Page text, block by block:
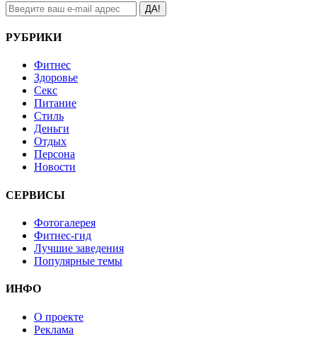
ДА!
РУБРИКИ
Фитнес
Здоровье
Секс
Питание
Стиль
Деньги
Отдых
Персона
Новости
СЕРВИСЫ
Фотогалерея
Фитнес-гид
Лучшие заведения
Популярные темы
ИНФО
О проекте
Реклама